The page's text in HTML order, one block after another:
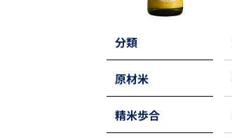
分類
原材米
精米歩合